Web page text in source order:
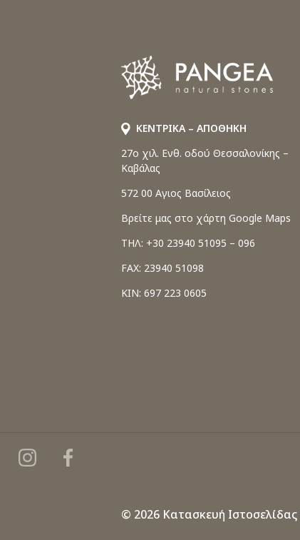
ΚΕΝΤΡΙΚΑ – ΑΠΟΘΗΚΗ
27o χιλ. Ενθ. οδού Θεσσαλονίκης –
Καβάλας
572 00 Αγιος Βασίλειος
Βρείτε μας στο χάρτη Google Maps
ΤΗΛ: +30 23940 51095 – 096
FAX: 23940 51098
ΚΙΝ: 697 223 0605
© 2026 Κατασκευή Ιστοσελίδας